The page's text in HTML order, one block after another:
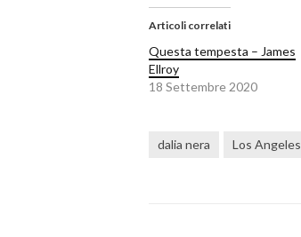
Articoli correlati
Questa tempesta – James
Ellroy
18 Settembre 2020
dalia nera Los Angeles